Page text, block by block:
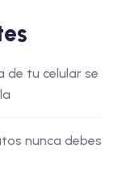
de tu celular se
nunca debes